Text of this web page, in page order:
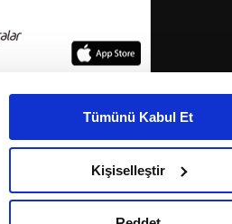
Tümünü Kabul Et
Kişiselleştir